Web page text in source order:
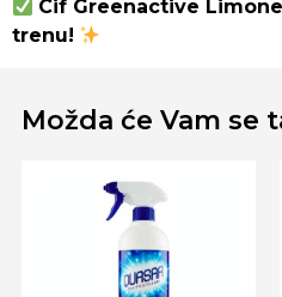
Cif Greenactive
trenu!
Možda će Vam se